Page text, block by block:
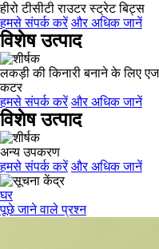
हीरो टीसीटी राउटर स्ट्रेट बिट्स
हमसे संपर्क करें और अधिक जानें
विशेष उत्पाद
लकड़ी की किनारी बनाने के लिए
कटर
हमसे संपर्क करें और अधिक जानें
विशेष उत्पाद
अन्य उपकरण
हमसे संपर्क करें और अधिक जानें
घर
पूछे जाने वाले प्रश्न